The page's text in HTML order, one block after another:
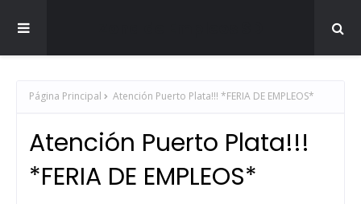
Página Principal Atención Puerto Plata!!! *FERIA DE EMPLEOS*
Atención Puerto Plata!!!
*FERIA DE EMPLEOS*